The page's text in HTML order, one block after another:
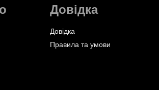
Довідка
Довідка
Правила та умови